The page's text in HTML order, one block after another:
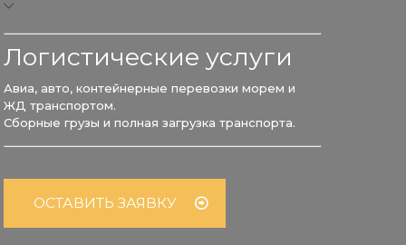
Логистические услуги
Авиа, авто, контейнерные перевозки морем и
ЖД транспортом.
Сборные грузы и полная загрузка транспорта.
ОСТАВИТЬ ЗАЯВКУ